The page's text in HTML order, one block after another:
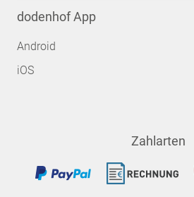
dodenhof App
Android
iOS
Zahlarten